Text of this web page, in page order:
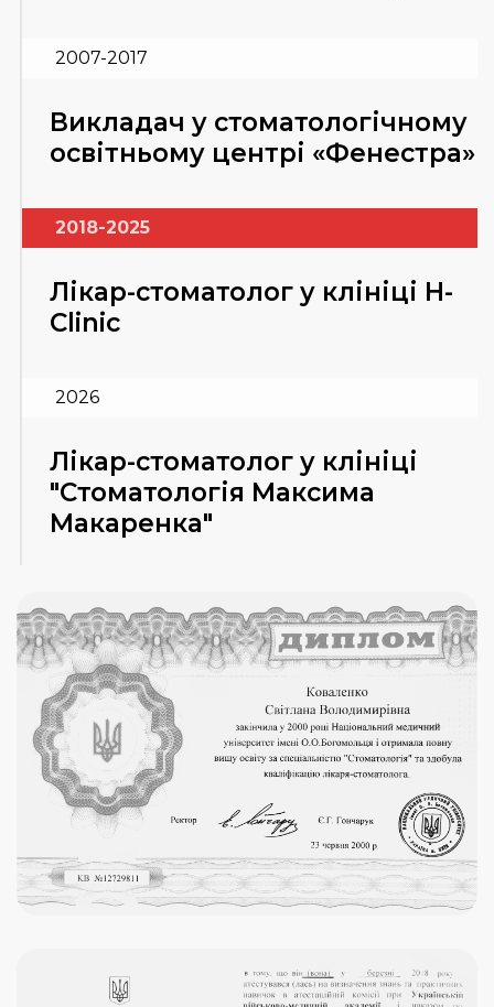
2007-2017
Викладач у стоматологічному
освітньому центрі «Фенестра»
2018-2025
Лікар-стоматолог у клініці H-
Clinic
2026
Лікар-стоматолог у клініці
"Стоматологія Максима
Макаренка"